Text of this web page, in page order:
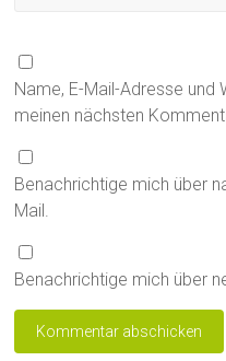
Name, E-Mail-Adresse
meinen nächsten
Benachrichtige mich über
Mail.
Benachrichtige mich über